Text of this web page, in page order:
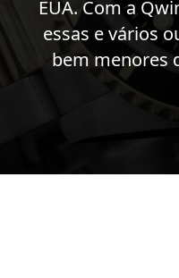
EUA. Com a
essas e vários
bem menores